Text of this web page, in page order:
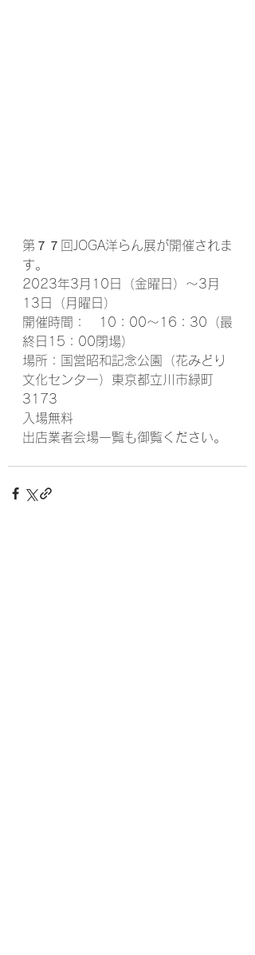
第７７回JOGA洋らん展が開催されま
す。
2023年3月10日（金曜日）～3月
13日（月曜日）
開催時間：　10：00～16：30（最
終日15：00閉場）
場所：国営昭和記念公園（花みどり
文化センター）東京都立川市緑町
3173
入場無料
出店業者会場一覧も御覧ください。